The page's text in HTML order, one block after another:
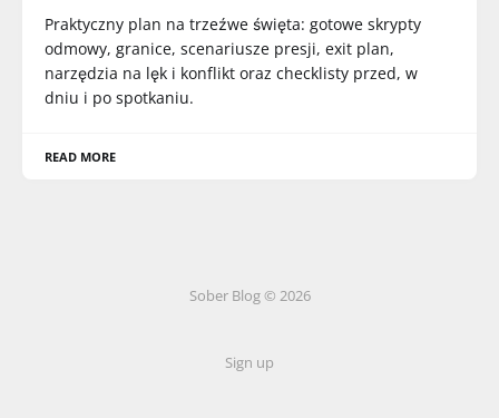
Praktyczny plan na trzeźwe święta: gotowe skrypty
odmowy, granice, scenariusze presji, exit plan,
narzędzia na lęk i konflikt oraz checklisty przed, w
dniu i po spotkaniu.
READ MORE
Sober Blog © 2026
Sign up